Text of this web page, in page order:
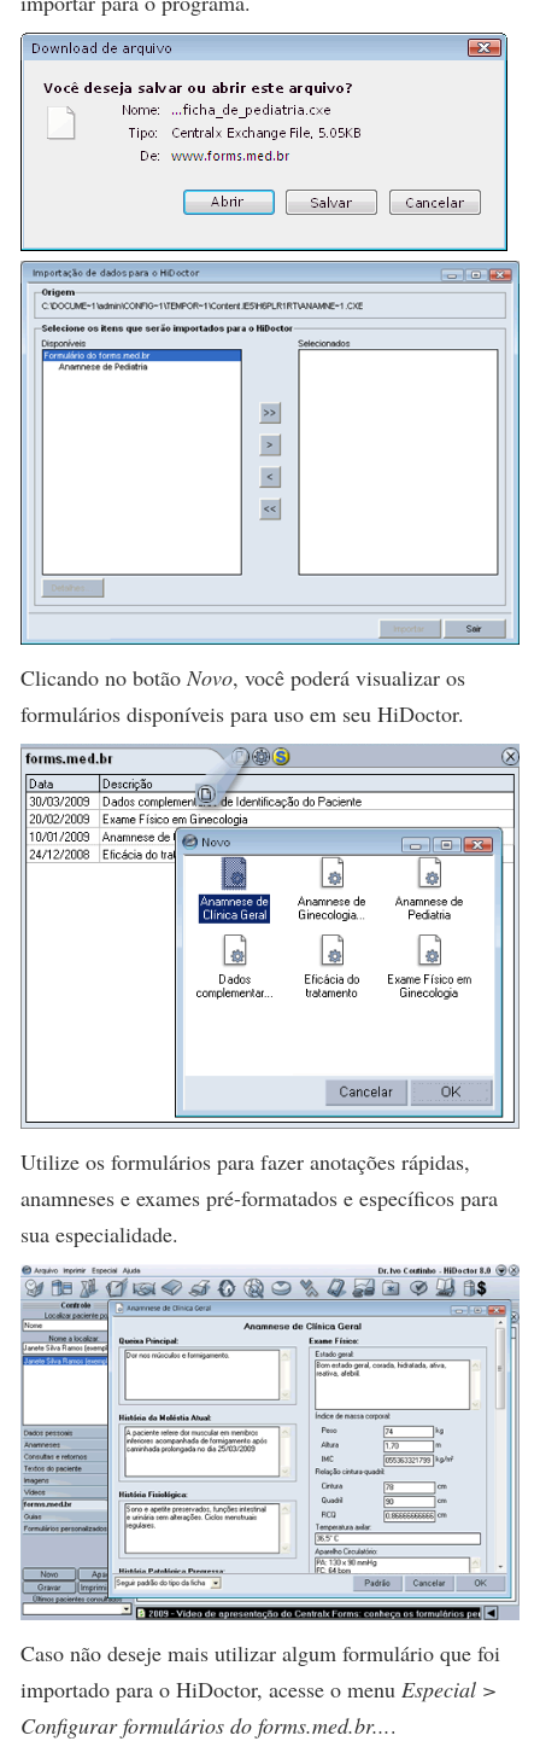
Clicando no botãoNovo, você poderá visualizar os
formulários disponíveis para uso em seu HiDoctor.
Utilize os formulários para fazer anotações rápidas,
anamneses e exames pré-formatados e específicos para
sua especialidade.
Caso não deseje mais utilizar algum formulário que foi
importado para o HiDoctor, acesse o menu Especial >
Configurar formulários do forms.med.br....